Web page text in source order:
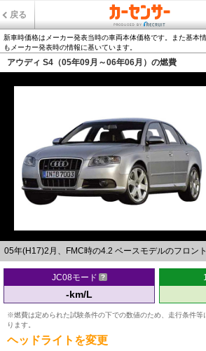
戻る
新車時価格はメーカー発表当時の車両本体価格です。また基本
もメーカー発表時の情報に基いています。
アウディ S4（05年09月～06年06月）の燃費
05年(H17)2月、FMC時の4.2 ベースモデルのフロント
JC08モード
-km/L
※燃費は定められた試験条件の下での数値のため、走行条件等
ります。
ヘッドライトを変更